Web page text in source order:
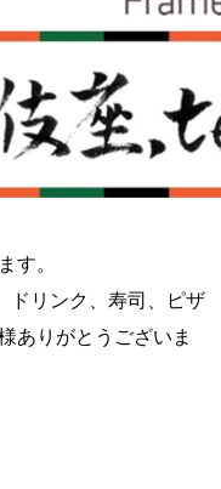
。
ドリンク、寿司、ピザ
ありがとうございま